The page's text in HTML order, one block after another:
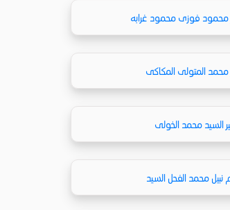
فوزى محمود غرابه
محمد المتولى المكاكى
السيد محمد الخولى
نبيل محمد الفحل السيد